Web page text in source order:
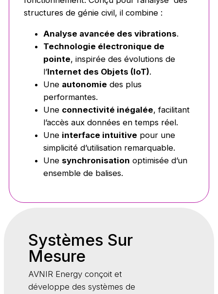
structures de génie civil, il combine :
Analyse avancée des vibrations.
Technologie électronique de
pointe, inspirée des évolutions de
l’Internet des Objets (IoT).
Une autonomie des plus
performantes.
Une connectivité inégalée, facilitant
l’accès aux données en temps réel.
Une interface intuitive pour une
simplicité d’utilisation remarquable.
Une synchronisation optimisée d’un
ensemble de balises.
Systèmes Sur
Mesure
AVNIR Energy conçoit et
développe des systèmes de